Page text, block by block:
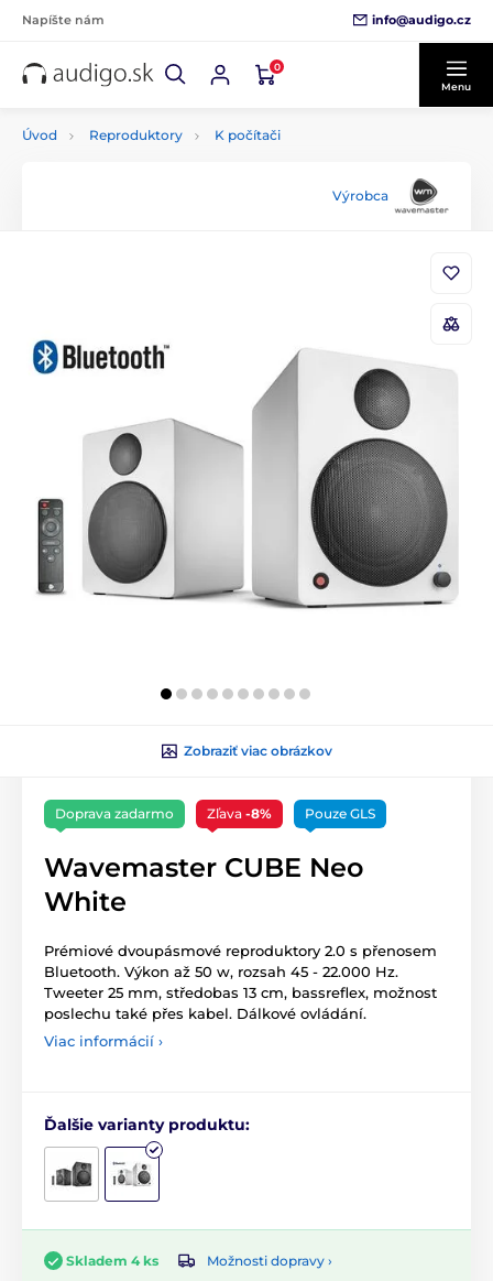
Napíšte nám info@audigo.cz
0
Menu
Úvod Reproduktory K počítači
Výrobca
Zobraziť viac obrázkov
Doprava zadarmo Zľava -8% Pouze GLS
Wavemaster CUBE Neo
White
Prémiové dvoupásmové reproduktory 2.0 s přenosem
Bluetooth. Výkon až 50 w, rozsah 45 - 22.000 Hz.
Tweeter 25 mm, středobas 13 cm, bassreflex, možnost
poslechu také přes kabel. Dálkové ovládání.
Viac informácií ›
Ďalšie varianty produktu:
Skladem 4 ks
Možnosti dopravy ›